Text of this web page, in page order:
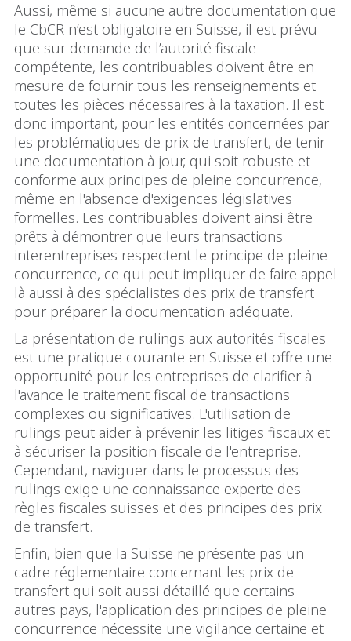
Aussi, même si aucune autre documentation que
le CbCR n’est obligatoire en Suisse, il est prévu
que sur demande de l’autorité fiscale
compétente, les contribuables doivent être en
mesure de fournir tous les renseignements et
toutes les pièces nécessaires à la taxation. Il est
donc important, pour les entités concernées par
les problématiques de prix de transfert, de tenir
une documentation à jour, qui soit robuste et
conforme aux principes de pleine concurrence,
même en l'absence d'exigences législatives
formelles. Les contribuables doivent ainsi être
prêts à démontrer que leurs transactions
interentreprises respectent le principe de pleine
concurrence, ce qui peut impliquer de faire appel
là aussi à des spécialistes des prix de transfert
pour préparer la documentation adéquate.
La présentation de rulings aux autorités fiscales
est une pratique courante en Suisse et offre une
opportunité pour les entreprises de clarifier à
l'avance le traitement fiscal de transactions
complexes ou significatives. L'utilisation de
rulings peut aider à prévenir les litiges fiscaux et
à sécuriser la position fiscale de l'entreprise.
Cependant, naviguer dans le processus des
rulings exige une connaissance experte des
règles fiscales suisses et des principes des prix
de transfert.
Enfin, bien que la Suisse ne présente pas un
cadre réglementaire concernant les prix de
transfert qui soit aussi détaillé que certains
autres pays, l'application des principes de pleine
concurrence nécessite une vigilance certaine et